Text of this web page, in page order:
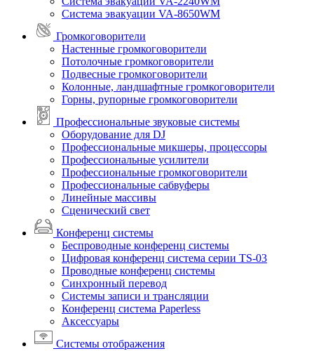
Система эвакуации VA-8650WM
Громкоговорители
Настенные громкоговорители
Потолочные громкоговорители
Подвесные громкоговорители
Колонные, ландшафтные громкоговорители
Горны, рупорные громкоговорители
Профессиональные звуковые системы
Оборудование для DJ
Профессиональные микшеры, процессоры
Профессиональные усилители
Профессиональные громкоговорители
Профессиональные сабвуферы
Линейные массивы
Сценический свет
Конференц системы
Беспроводные конференц системы
Цифровая конференц система серии TS-03
Проводные конференц системы
Синхронный перевод
Системы записи и трансляции
Конференц система Paperless
Аксессуары
Системы отображения